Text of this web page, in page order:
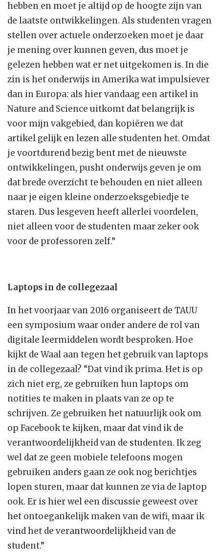
hebben en moet je altijd op de hoogte zijn van
de laatste ontwikkelingen. Als studenten vragen
stellen over actuele onderzoeken moet je daar
je mening over kunnen geven, dus moet je
gelezen hebben wat er net uitgekomen is. In die
zin is het onderwijs in Amerika wat impulsiever
dan in Europa: als hier vandaag een artikel in
Nature and Science uitkomt dat belangrijk is
voor mijn vakgebied, dan kopiëren we dat
artikel gelijk en lezen alle studenten het. Omdat
je voortdurend bezig bent met de nieuwste
ontwikkelingen, pusht onderwijs geven je om
dat brede overzicht te behouden en niet alleen
naar je eigen kleine onderzoeksgebiedje te
staren. Dus lesgeven heeft allerlei voordelen,
niet alleen voor de studenten maar zeker ook
voor de professoren zelf.”
Laptops in de collegezaal
In het voorjaar van 2016 organiseert de TAUU
een symposium waar onder andere de rol van
digitale leermiddelen wordt besproken. Hoe
kijkt de Waal aan tegen het gebruik van laptops
in de collegezaal? “Dat vind ik prima. Het is op
zich niet erg, ze gebruiken hun laptops om
notities te maken in plaats van ze op te
schrijven. Ze gebruiken het natuurlijk ook om
op Facebook te kijken, maar dat vind ik de
verantwoordelijkheid van de studenten. Ik zeg
wel dat ze geen mobiele telefoons mogen
gebruiken anders gaan ze ook nog berichtjes
lopen sturen, maar dat kunnen ze via de laptop
ook. Er is hier wel een discussie geweest over
het ontoegankelijk maken van de wifi, maar ik
vind het de verantwoordelijkheid van de
student.”